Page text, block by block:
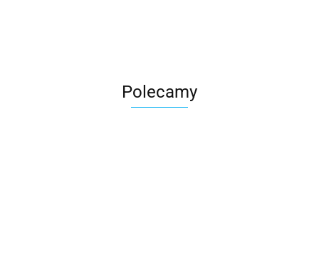
Polecamy